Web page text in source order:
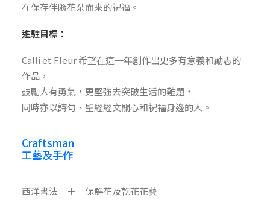
在保存伴隨花朵而來的祝福。
進駐目標：
Calli et Fleur 希望在這一年創作出更多有意義和勵志的
作品，
鼓勵人有勇氣，更堅強去突破生活的難題，
同時亦以詩句、聖經經文關心和祝福身邊的人。
Craftsman
工藝及手作
西洋書法 ＋ 保鮮花及乾花花藝